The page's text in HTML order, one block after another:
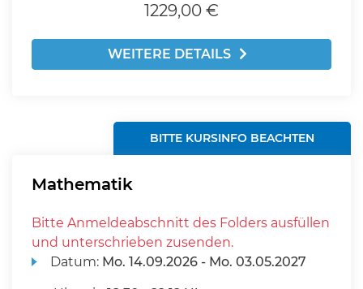
1229,00 €
WEITERE DETAILS
BITTE KURSINFO BEACHTEN
Mathematik
Bitte Anmeldeabschnitt des Folders ausfüllen
und unterschrieben zusenden.
Datum: Mo. 14.09.2026 - Mo. 03.05.2027